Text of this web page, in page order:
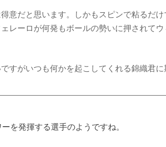
意だと思います。しかもスピンで粘るだ
レーロが何発もボールの勢いに押されて
すがいつも何かを起こしてくれる錦織君に
を発揮する選手のようですね。